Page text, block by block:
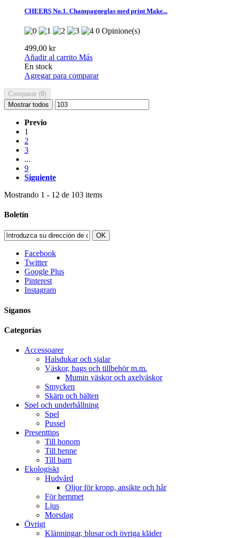
CHEERS No.1. Champagneglas med print Make...
0 Opinione(s)
499,00 kr
Añadir al carrito Más
En stock
Agregar para comparar
Comparar (0)
Mostrar todos
Previo
1
2
3
...
9
Siguiente
Mostrando 1 - 12 de 103 items
Boletín
OK
Facebook
Twitter
Google Plus
Pinterest
Instagram
Síganos
Categorías
Accessoarer
Halsdukar och sjalar
Väskor, bags och tillbehör m.m.
Mumin väskor och axelväskor
Smycken
Skärp och bälten
Spel och underhållning
Spel
Pussel
Presenttips
Till honom
Till henne
Till barn
Ekologiskt
Hudvård
Oljor för kropp, ansikte och hår
För hemmet
Ljus
Morsdag
Övrigt
Klänningar, blusar och övriga kläder